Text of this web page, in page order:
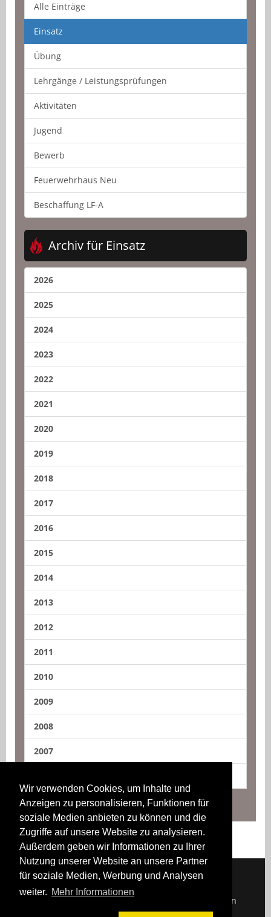
Wir verwenden Cookies, um Inhalte und
Anzeigen zu personalisieren, Funktionen für
soziale Medien anbieten zu können und die
Zugriffe auf unsere Website zu analysieren.
Außerdem geben wir Informationen zu Ihrer
Nutzung unserer Website an unsere Partner
für soziale Medien, Werbung und Analysen
weiter. Mehr Informationen
Alle Einträge
Einsatz
Übung
Lehrgänge / Leistungsprüfungen
Aktivitäten
Jugend
Bewerb
Feuerwehrhaus Neu
Beschaffung LF-A
Archiv für Einsatz
2026
2025
2024
2023
2022
2021
2020
2019
2018
2017
2016
2015
2014
2013
2012
2011
2010
2009
2008
2007
Downloads Impressum Login